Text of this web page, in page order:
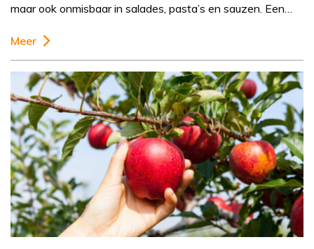
maar ook onmisbaar in salades, pasta’s en sauzen. Een…
Meer